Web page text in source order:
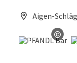
Aigen-
©